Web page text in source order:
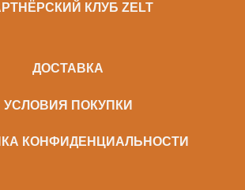
КЛУБ ZELT
ДОСТАВКА
УСЛОВИЯ ПОКУПКИ
КОНФИДЕНЦИАЛЬНОСТИ